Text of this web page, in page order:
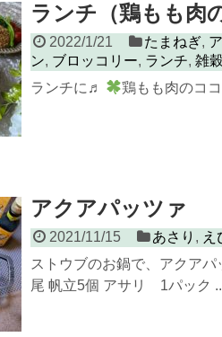
ランチ（鶏もも肉
2022/1/21 たまねぎ,
ン, ブロッコリー, ランチ, 雑
ランチに♬
鶏もも肉のコ
アクアパッツァ
2021/11/15 あさり , え
ストウブのお鍋で、アクア
尾 帆立5個 アサリ 1パック